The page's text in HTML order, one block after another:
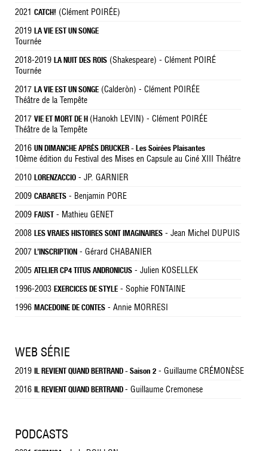
2021 CATCH! (Clément POIRÉE)
2019 LA VIE EST UN SONGE
Tournée
2018-2019 LA NUIT DES ROIS (Shakespeare) - Clément POIRÉ
Tournée
2017 LA VIE EST UN SONGE (Calderòn) - Clément POIRÉE
Théâtre de la Tempête
2017 VIE ET MORT DE H (Hanokh LEVIN) - Clément POIRÉE
Théâtre de la Tempête
2016 UN DIMANCHE APRÈS DRUCKER - Les Soirées Plaisantes
10ème édition du Festival des Mises en Capsule au Ciné XIII Théâtre
2010 LORENZACCIO - JP. GARNIER
2009 CABARETS - Benjamin PORE
2009 FAUST - Mathieu GENET
2008 LES VRAIES HISTOIRES SONT IMAGINAIRES - Jean Michel DUPUIS
2007 L’INSCRIPTION - Gérard CHABANIER
2005 ATELIER CP4 TITUS ANDRONICUS - Julien KOSELLEK
1996-2003 EXERCICES DE STYLE - Sophie FONTAINE
1996 MACEDOINE DE CONTES - Annie MORRESI
WEB SÉRIE
2019 IL REVIENT QUAND BERTRAND - Saison 2 - Guillaume CRÉMONÈSE
2016 IL REVIENT QUAND BERTRAND - Guillaume Cremonese
PODCASTS